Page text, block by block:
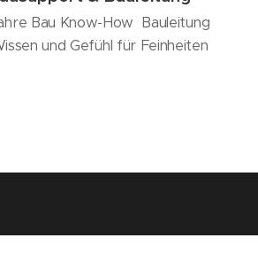
Bau Know-How Bauleitung
und Gefühl für Feinheiten